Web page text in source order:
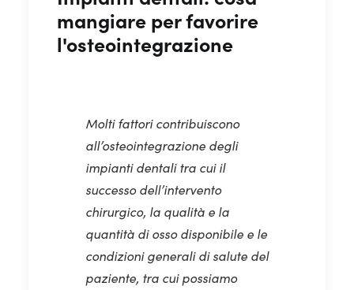
mangiare per favorire
l'osteointegrazione
Molti fattori contribuiscono
all’osteointegrazione degli
impianti dentali tra cui il
successo dell’intervento
chirurgico, la qualità e la
quantità di osso disponibile e le
condizioni generali di salute del
paziente, tra cui possiamo